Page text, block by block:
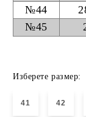
№44
№45
Изберете размер:
41 42